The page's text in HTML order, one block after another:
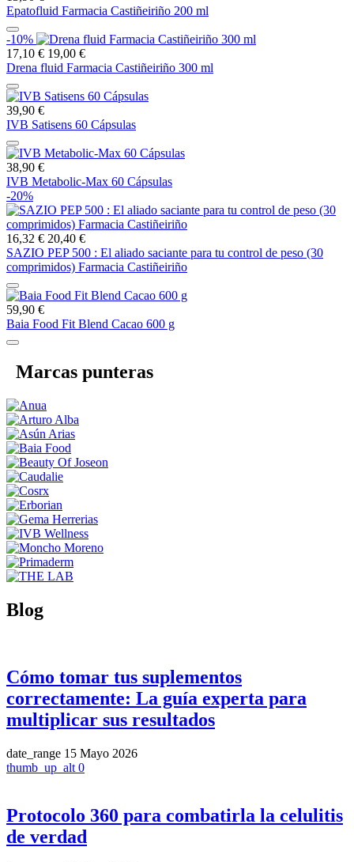
Epatofluid Farmacia Castiñeiriño 200 ml
-10%
17,10 € 19,00 €
Drena fluid Farmacia Castiñeiriño 300 ml
39,90 €
IVB Satisens 60 Cápsulas
38,90 €
IVB Metabolic-Max 60 Cápsulas
-20%
16,32 € 20,40 €
SAZIO PEP 500 : El aliado saciante para tu control de peso (30
comprimidos) Farmacia Castiñeiriño
59,90 €
Baia Food Fit Blend Cacao 600 g
Marcas punteras
Blog
Cómo tomar tus suplementos
correctamente: La guía experta para
multiplicar sus resultados
date_range 15 Mayo 2026
thumb_up_alt 0
Protocolo 360 para combatirla la celulitis
de verdad